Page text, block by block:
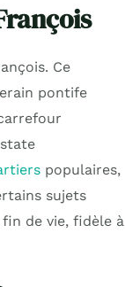
Ce
pontife
populaires,
sujets
de vie, fidèle à